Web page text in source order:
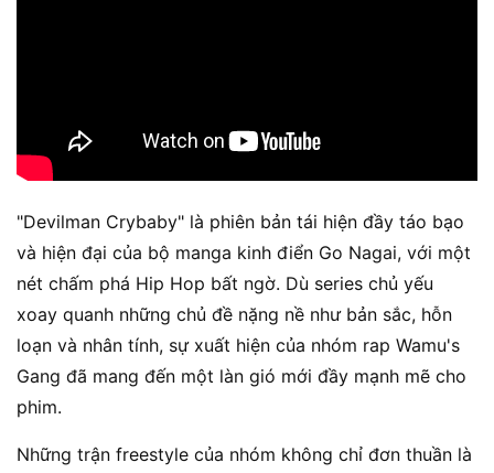
"Devilman Crybaby" là phiên bản tái hiện đầy táo bạo
và hiện đại của bộ manga kinh điển Go Nagai, với một
nét chấm phá Hip Hop bất ngờ. Dù series chủ yếu
xoay quanh những chủ đề nặng nề như bản sắc, hỗn
loạn và nhân tính, sự xuất hiện của nhóm rap Wamu's
Gang đã mang đến một làn gió mới đầy mạnh mẽ cho
phim.
Những trận freestyle của nhóm không chỉ đơn thuần là